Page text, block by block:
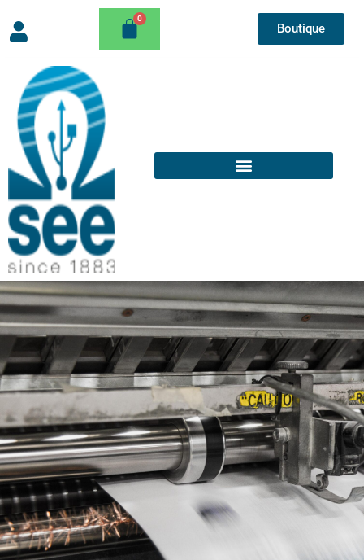
Boutique